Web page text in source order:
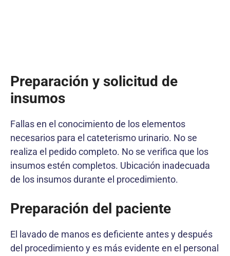
Preparación y solicitud de
insumos
Fallas en el conocimiento de los elementos
necesarios para el cateterismo urinario. No se
realiza el pedido completo. No se verifica que los
insumos estén completos. Ubicación inadecuada
de los insumos durante el procedimiento.
Preparación del paciente
El lavado de manos es deficiente antes y después
del procedimiento y es más evidente en el personal